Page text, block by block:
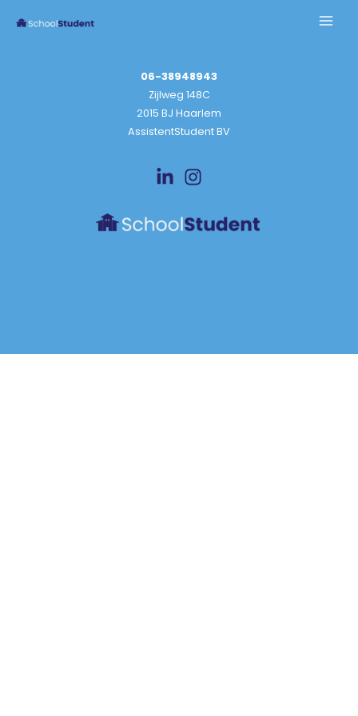
06-38948943
Zijlweg 148C
2015 BJ Haarlem
AssistentStudent BV